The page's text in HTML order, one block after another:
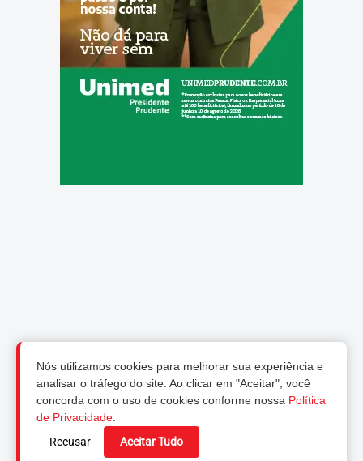
Nós utilizamos cookies para melhorar sua experiência e
analisar o tráfego do site. Ao clicar em "Aceitar", você
concorda com o uso de cookies conforme nossa Política
de Privacidade
Recusar
Aceitar Tudo